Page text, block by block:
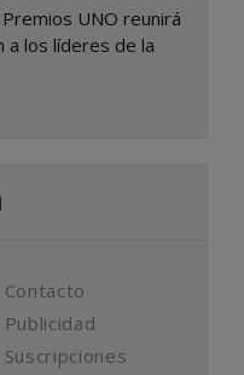
UNO reunirá
a los líderes de la
Contacto
Publicidad
Suscripciones